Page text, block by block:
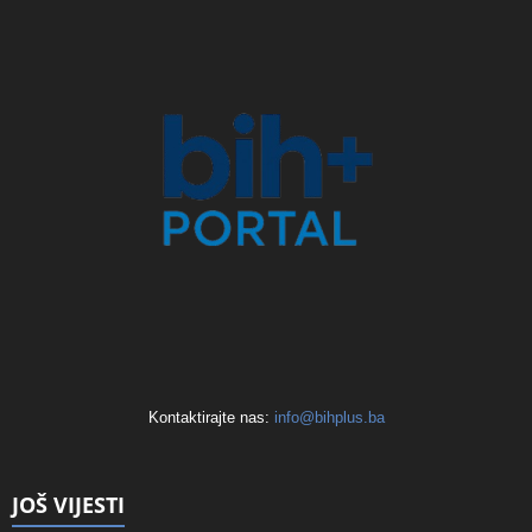
Kontaktirajte nas: info@bihplus.ba
JOŠ VIJESTI